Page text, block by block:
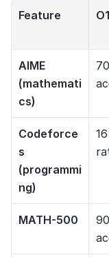
Feature
AIME
(mathemati
cs)
Codeforce
s
(programmi
ng)
MATH-500